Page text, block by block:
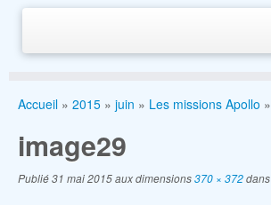
Accueil » 2015 » juin » Les missions Apollo »
image29
Publié31 mai 2015aux dimensions370 × 372dans